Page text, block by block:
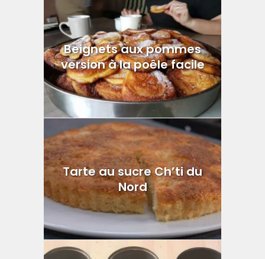
Beignets aux pommes
version à la poêle facile
Tarte au sucre Ch’ti du
Nord